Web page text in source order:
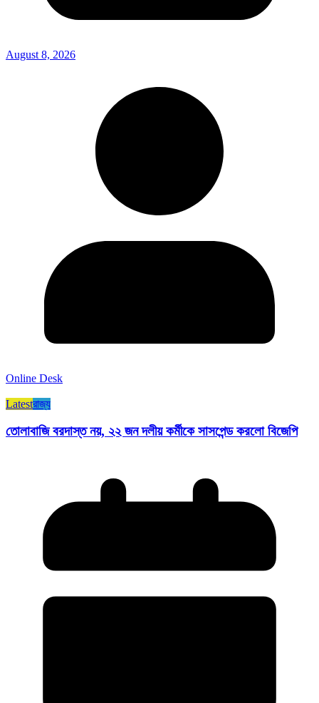
August 8, 2026
Online Desk
Latestরাজ্য​
তোলাবাজি বরদাস্ত নয়, ২২ জন দলীয় কর্মীকে সাসপেন্ড করলো বিজেপি